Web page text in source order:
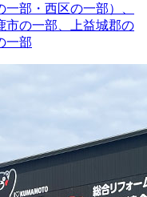
部・西区の一部）、
市の一部、上益城郡の
一部